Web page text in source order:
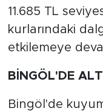
11.685 TL
kurlarındaki
etkilemeye
BİNGÖL'DE
Bingöl'de